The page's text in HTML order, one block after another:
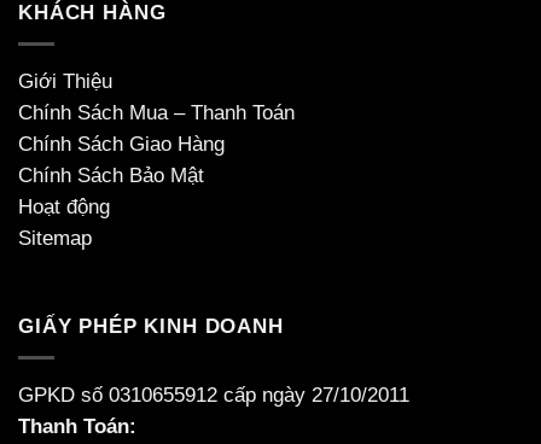
KHÁCH HÀNG
Giới Thiệu
Chính Sách Mua – Thanh Toán
Chính Sách Giao Hàng
Chính Sách Bảo Mật
Hoạt động
Sitemap
GIẤY PHÉP KINH DOANH
GPKD số 0310655912 cấp ngày 27/10/2011
Thanh Toán: